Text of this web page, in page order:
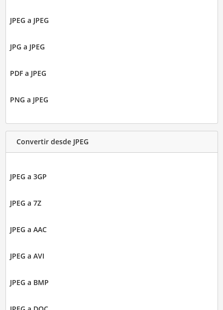
JPEG a JPEG
JPG a JPEG
PDF a JPEG
PNG a JPEG
Convertir desde JPEG
JPEG a 3GP
JPEG a 7Z
JPEG a AAC
JPEG a AVI
JPEG a BMP